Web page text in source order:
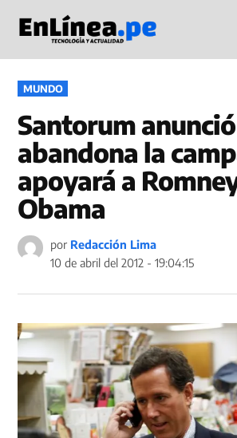
contenido
en
PUBLICADO
EN
MUNDO
Santorum
abandona la
apoyará a
Obama
por Redacción Lima
10 de abril del 2012 - 19:04:15